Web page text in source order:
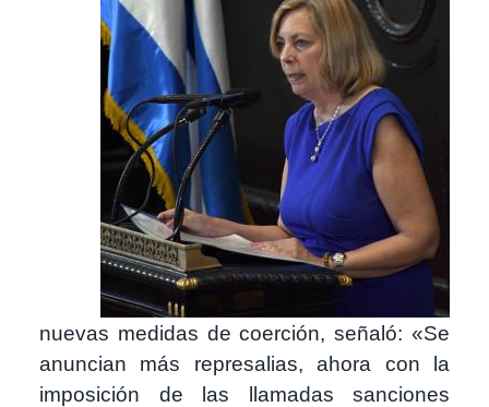
nuevas medidas de coerción, señaló: «Se
anuncian más represalias, ahora con la
imposición de las llamadas sanciones